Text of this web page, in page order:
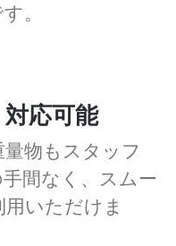
。
応可能
物もスタッフ
間なく、スムー
いただけま